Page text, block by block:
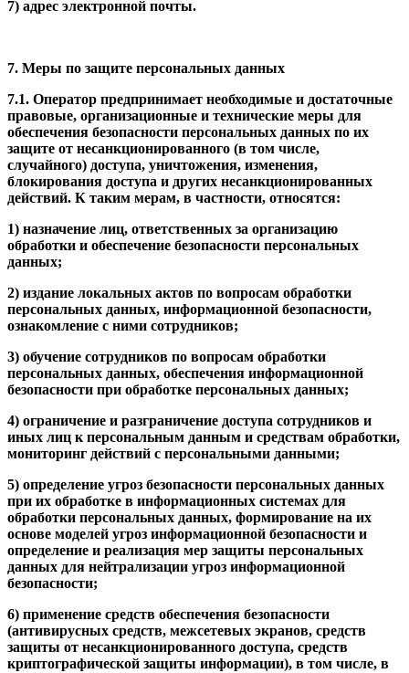
7) адрес электронной почты.
7. Меры по защите персональных данных
7.1. Оператор предпринимает необходимые и достаточные
правовые, организационные и технические меры для
обеспечения безопасности персональных данных по их
защите от несанкционированного (в том числе,
случайного) доступа, уничтожения, изменения,
блокирования доступа и других несанкционированных
действий. К таким мерам, в частности, относятся:
1) назначение лиц, ответственных за организацию
обработки и обеспечение безопасности персональных
данных;
2) издание локальных актов по вопросам обработки
персональных данных, информационной безопасности,
ознакомление с ними сотрудников;
3) обучение сотрудников по вопросам обработки
персональных данных, обеспечения информационной
безопасности при обработке персональных данных;
4) ограничение и разграничение доступа сотрудников и
иных лиц к персональным данным и средствам обработки,
мониторинг действий с персональными данными;
5) определение угроз безопасности персональных данных
при их обработке в информационных системах для
обработки персональных данных, формирование на их
основе моделей угроз информационной безопасности и
определение и реализация мер защиты персональных
данных для нейтрализации угроз информационной
безопасности;
6) применение средств обеспечения безопасности
(антивирусных средств, межсетевых экранов, средств
защиты от несанкционированного доступа, средств
криптографической защиты информации), в том числе, в